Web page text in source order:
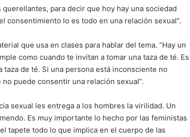
para decir que hoy hay una sociedad
consentimiento lo es todo en una relación sexual”.
que usa en clases para hablar del tema. “Hay un
como cuando te invitan a tomar una taza de té. Es
de té. Si una persona está inconsciente no
puede consentir una relación sexual”.
sexual les entrega a los hombres la virilidad. Un
Es muy importante lo hecho por las feministas
tapete todo lo que implica en el cuerpo de las